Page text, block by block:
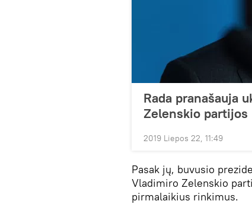
Rada pranašauja
Zelenskio partijos
2019 Liepos 22, 11:49
Pasak jų, buvusio
Vladimiro Zelenskio
pirmalaikius rinkimus.